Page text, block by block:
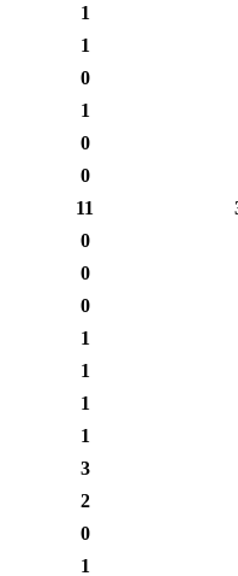
1
1
0
1
0
0
11
0
0
0
1
1
1
1
3
2
0
1